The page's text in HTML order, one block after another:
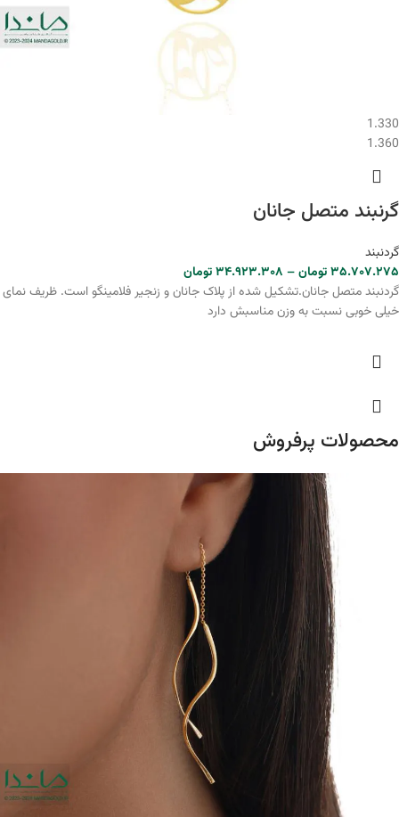
1.330
1.360
گرنبند متصل جانان
گردنبند
۳۵.۷۰۷.۲۷۵تومان– ۳۴.۹۲۳.۳۰۸تومان
گردنبند متصل جانان.تشکیل شده از پلاک جانان و زنجیر فلامینگو است. ظریف نمای
خیلی خوبی نسبت به وزن مناسبش دارد
محصولات پرفروش